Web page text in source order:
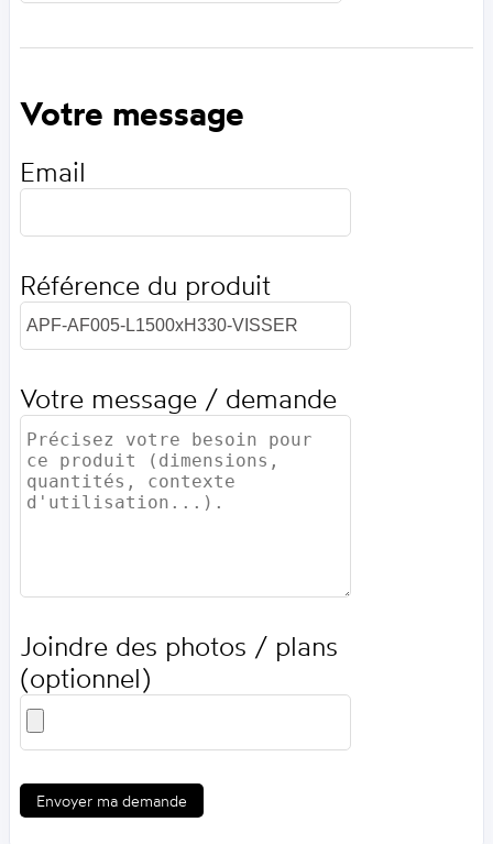
Votre message
Email
Référence du produit
Votre message / demande
Joindre des photos / plans
(optionnel)
Envoyer ma demande